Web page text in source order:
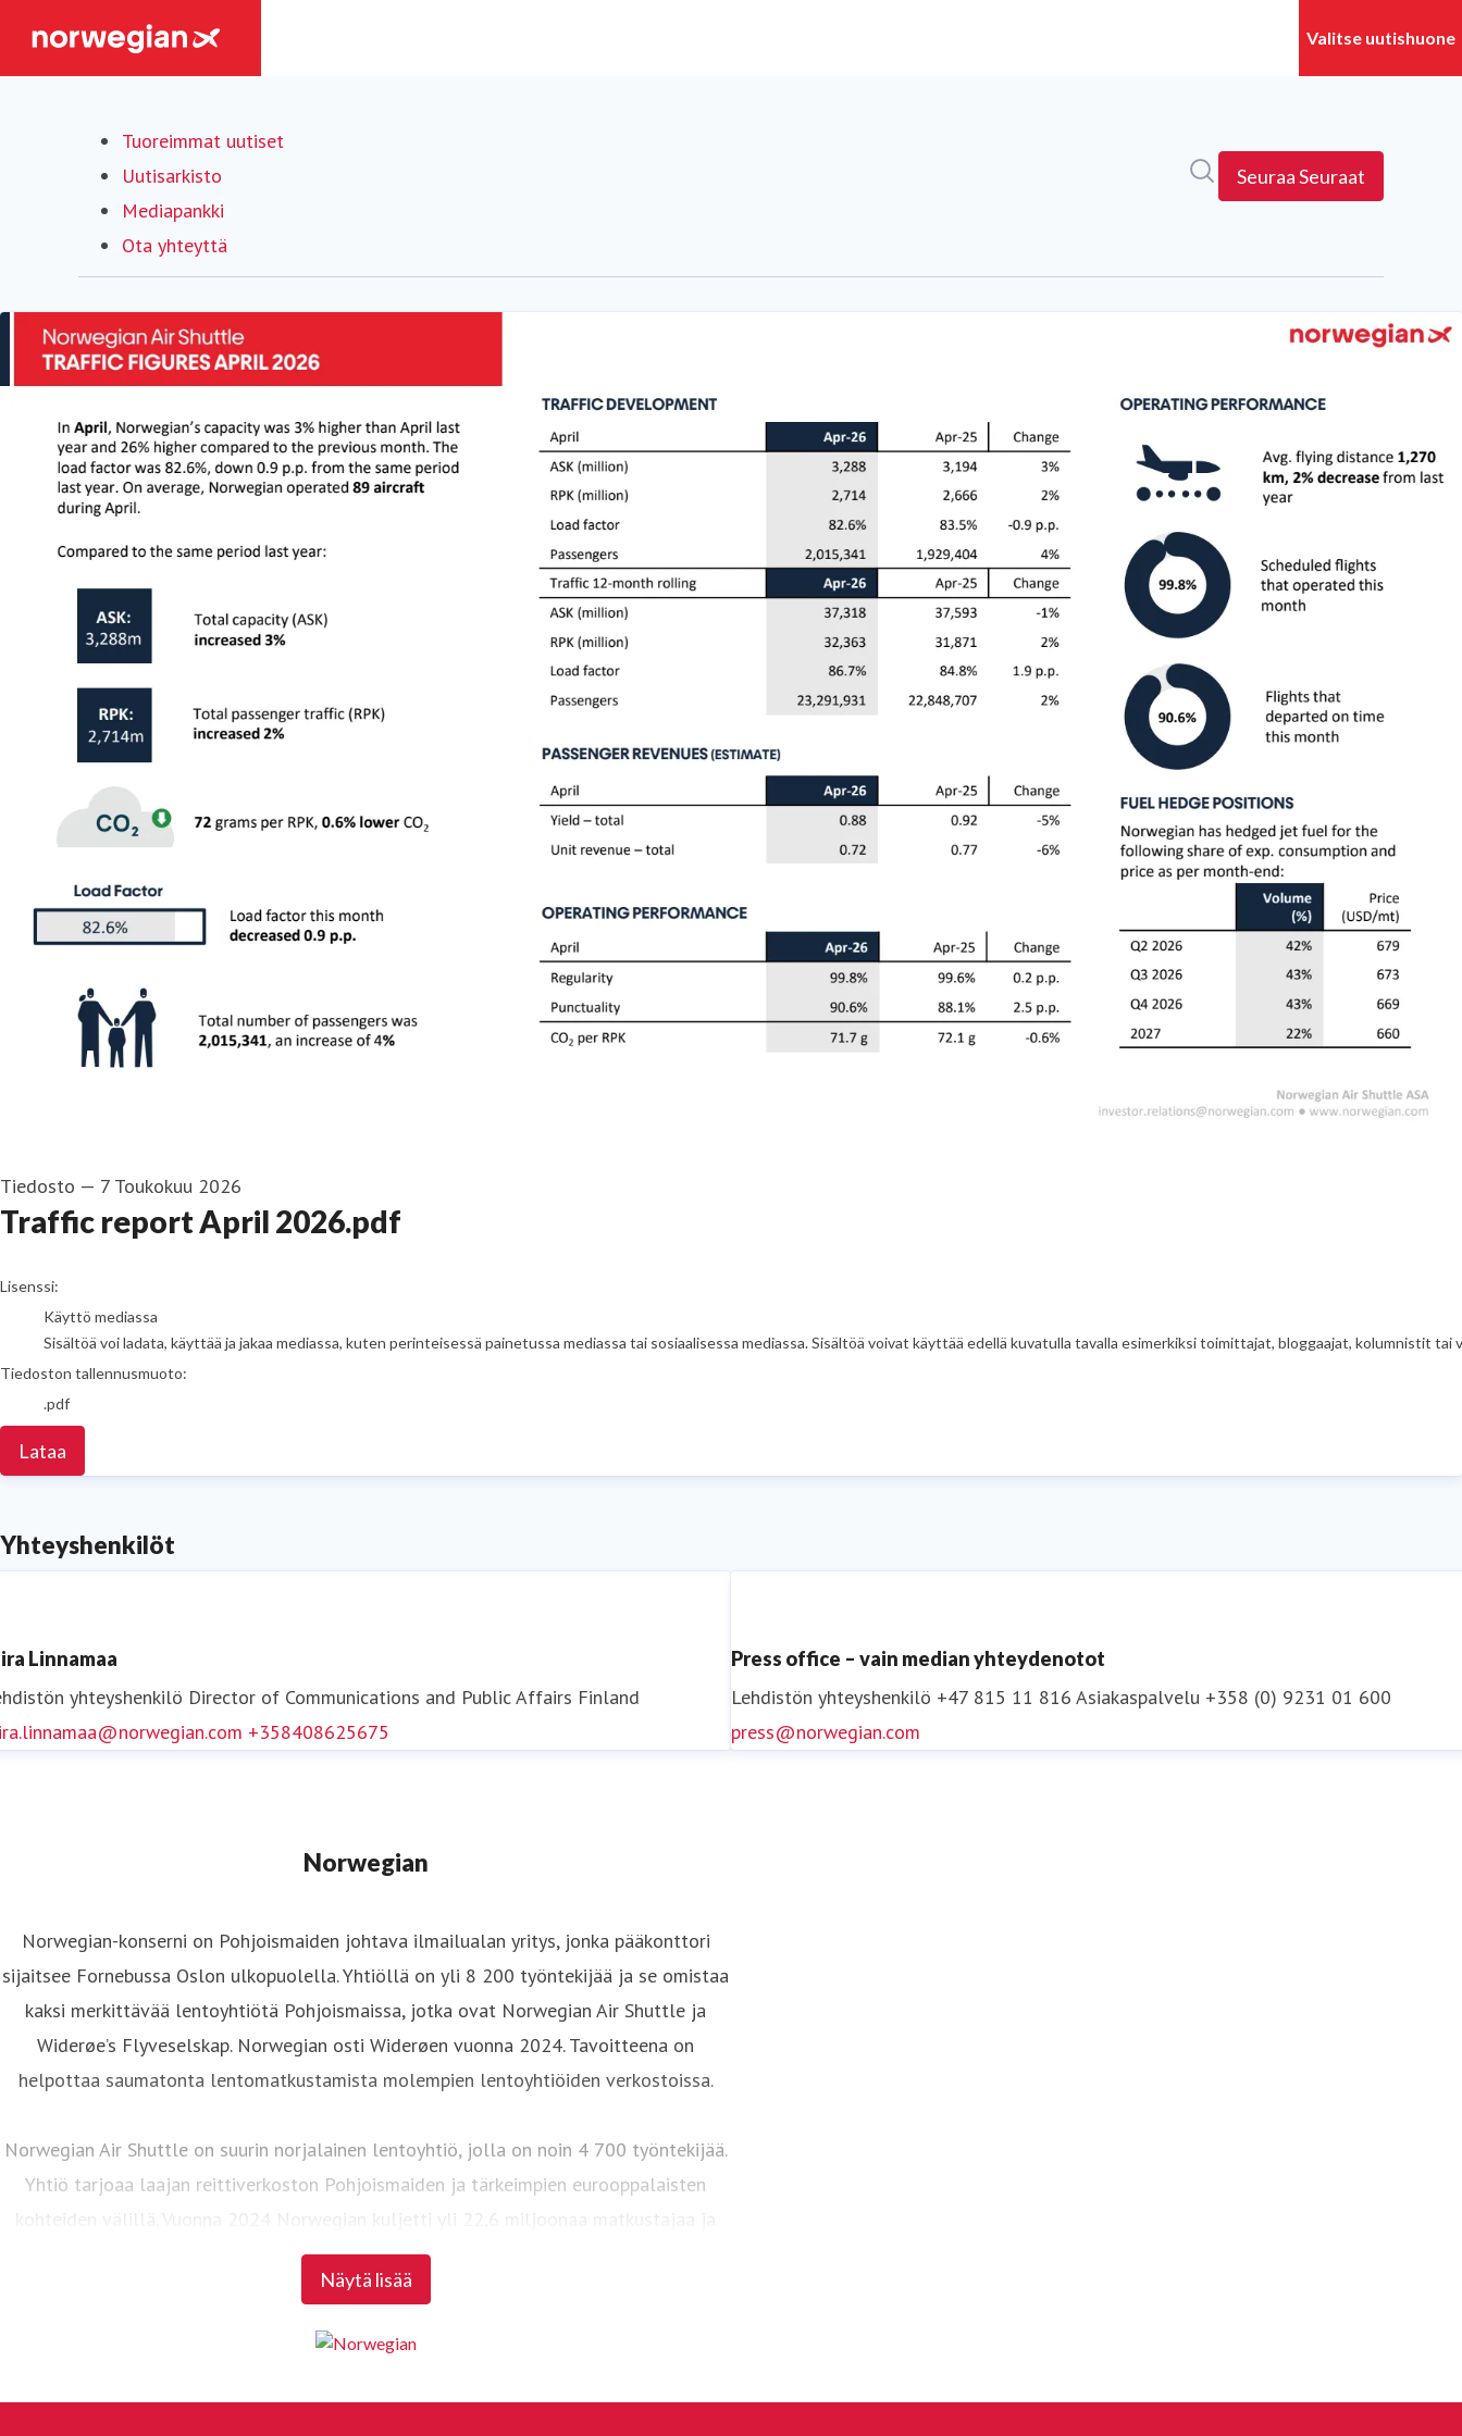
Tuoreimmat uutiset
Uutisarkisto
Mediapankki
Ota yhteyttä
SeuraaSeuraat
Tiedosto — 7 Toukokuu 2026
Traffic report April 2026.pdf
go to media item
Lisenssi:
Käyttö mediassa
Sisältöä voi ladata, käyttää ja jakaa mediassa, kuten perinteisessä painetussa mediassa tai sosiaalisessa mediassa. Sisältöä voivat käyttää edellä kuvatulla tavalla esimerkiksi toimittajat, bloggaajat,
Tiedoston tallennusmuoto:
.pdf
Lataa
Yhteyshenkilöt
Linnamaa
yhteyshenkilö Director of Communications and Public Affairs Finland
+358408625675
Press office – vain median yhteydenotot
Lehdistön yhteyshenkilö +47 815 11 816 Asiakaspalvelu +358 (0) 9231 01 600
press@norwegian.com
Norwegian
Näytä lisää
Norwegian-konserni on Pohjoismaiden johtava ilmailualan yritys, jonka pääkonttori
sijaitsee Fornebussa Oslon ulkopuolella. Yhtiöllä on yli 8 200 työntekijää ja se omistaa
kaksi merkittävää lentoyhtiötä Pohjoismaissa, jotka ovat Norwegian Air Shuttle ja
Widerøe’s Flyveselskap. Norwegian osti Widerøen vuonna 2024. Tavoitteena on
helpottaa saumatonta lentomatkustamista molempien lentoyhtiöiden verkostoissa.
Norwegian Air Shuttle on suurin norjalainen lentoyhtiö, jolla on noin 4 700 työntekijää.
Yhtiö tarjoaa laajan reittiverkoston Pohjoismaiden ja tärkeimpien eurooppalaisten
kohteiden välillä. Vuonna 2024 Norwegian kuljetti yli 22,6 miljoonaa matkustajaa ja
ylläpiti 86 Boeing 737-800- ja Boeing 737 MAX 8 -lentokoneen laivastoa.
Pohjoismaissa. Widerøella on yli 3 500 työntekijää. Pääasiassa Norjan maaseudulla